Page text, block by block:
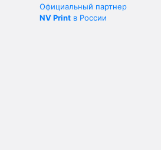
Официальный партнер
NV Print в России